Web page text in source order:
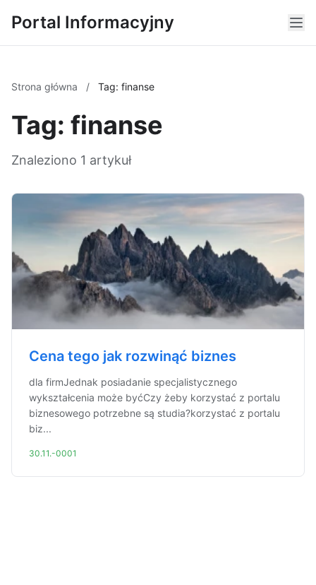
Portal Informacyjny
Strona główna / Tag: finanse
Tag: finanse
Znaleziono 1 artykuł
Cena tego jak rozwinąć biznes
dla firmJednak posiadanie specjalistycznego
wykształcenia może byćCzy żeby korzystać z portalu
biznesowego potrzebne są studia?korzystać z portalu
biz...
30.11.-0001